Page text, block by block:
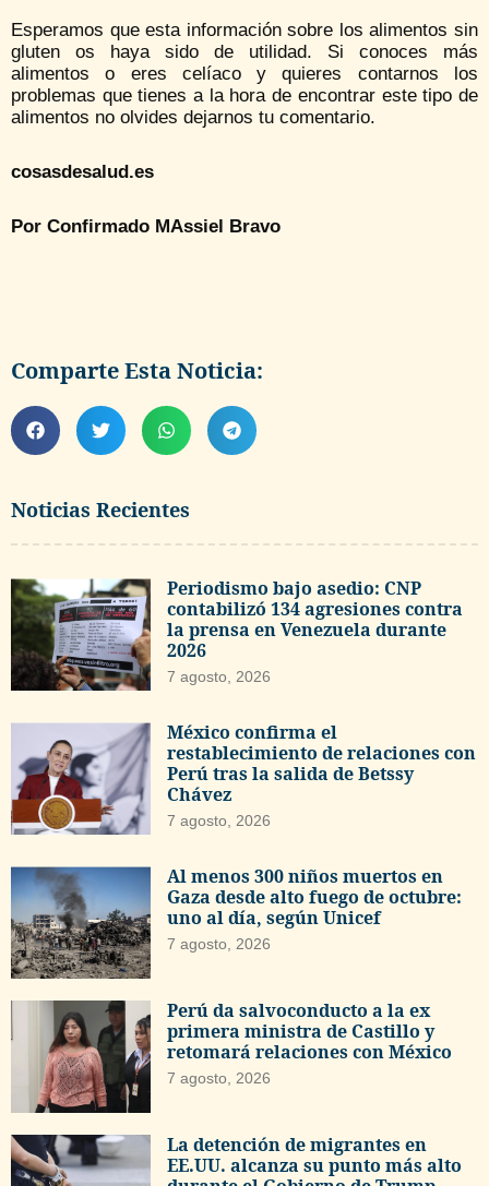
Noticias Recientes
Periodismo bajo asedio: CNP
contabilizó 134 agresiones contra
la prensa en Venezuela durante
2026
7 agosto, 2026
México confirma el
restablecimiento de relaciones con
Perú tras la salida de Betssy
Chávez
7 agosto, 2026
Al menos 300 niños muertos en
Gaza desde alto fuego de octubre:
uno al día, según Unicef
7 agosto, 2026
Perú da salvoconducto a la ex
primera ministra de Castillo y
retomará relaciones con México
7 agosto, 2026
La detención de migrantes en
EE.UU. alcanza su punto más alto
Esperamos que esta información sobre los alimentos sin
gluten os haya sido de utilidad. Si conoces más
alimentos o eres celíaco y quieres contarnos los
problemas que tienes a la hora de encontrar este tipo de
alimentos no olvides dejarnos tu comentario.
cosasdesalud.es
Por Confirmado MAssiel Bravo
Comparte Esta Noticia: